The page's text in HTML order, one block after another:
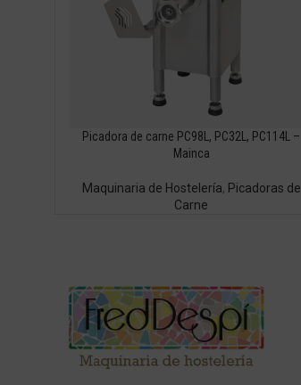
Picadora de carne PC98L, PC32L, PC114L –
Mainca
Maquinaria de Hostelería, Picadoras de
Carne